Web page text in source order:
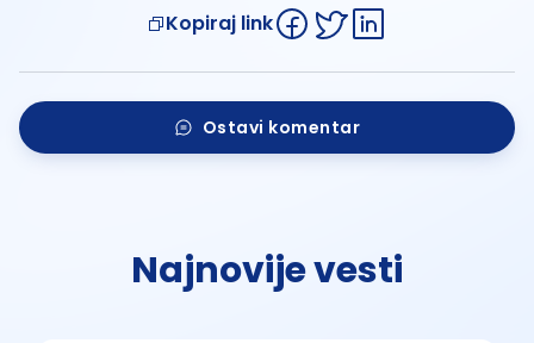
Kopiraj link
Ostavi komentar
Najnovije vesti